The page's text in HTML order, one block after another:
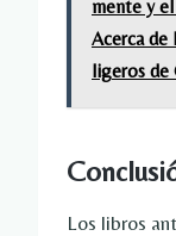
mente y
Acerca de
ligeros de
Los libros